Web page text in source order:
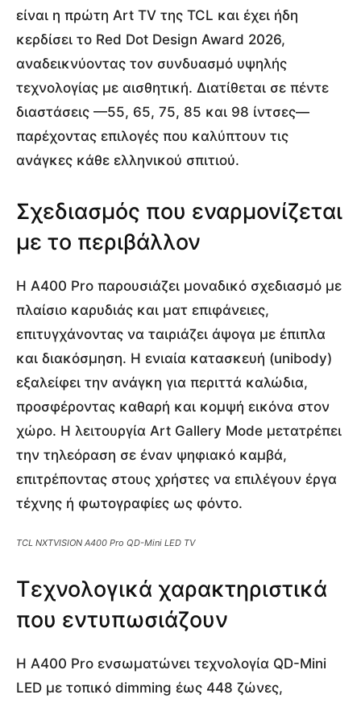
είναι η πρώτη Art TV της TCL και έχει ήδη
κερδίσει το Red Dot Design Award 2026,
αναδεικνύοντας τον συνδυασμό υψηλής
τεχνολογίας με αισθητική. Διατίθεται σε πέντε
διαστάσεις —55, 65, 75, 85 και 98 ίντσες—
παρέχοντας επιλογές που καλύπτουν τις
ανάγκες κάθε ελληνικού σπιτιού.
Σχεδιασμός που εναρμονίζεται
με το περιβάλλον
Η A400 Pro παρουσιάζει μοναδικό σχεδιασμό με
πλαίσιο καρυδιάς και ματ επιφάνειες,
επιτυγχάνοντας να ταιριάζει άψογα με έπιπλα
και διακόσμηση. Η ενιαία κατασκευή (unibody)
εξαλείφει την ανάγκη για περιττά καλώδια,
προσφέροντας καθαρή και κομψή εικόνα στον
χώρο. Η λειτουργία Art Gallery Mode μετατρέπει
την τηλεόραση σε έναν ψηφιακό καμβά,
επιτρέποντας στους χρήστες να επιλέγουν έργα
τέχνης ή φωτογραφίες ως φόντο.
TCL NXTVISION A400 Pro QD-Mini LED TV
Τεχνολογικά χαρακτηριστικά
που εντυπωσιάζουν
Η A400 Pro ενσωματώνει τεχνολογία QD-Mini
LED με τοπικό dimming έως 448 ζώνες,